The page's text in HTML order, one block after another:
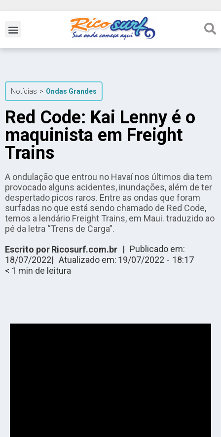
Notícias > Ondas Grandes
Red Code: Kai Lenny é o
maquinista em Freight
Trains
A ondulação que entrou no Havaí nos últimos dia tem
provocado alguns acidentes, inundações, além de ter
despertado picos raros. Entre as ondas que foram
surfadas no que está sendo chamado de Red Code,
temos a lendário Freight Trains, em Maui. traduzido ao
pé da letra “Trens de Carga”.
Escrito porRicosurf.com.br | Publicado em:
18/07/2022| Atualizado em: 19/07/2022 - 18:17
< 1 min de leitura